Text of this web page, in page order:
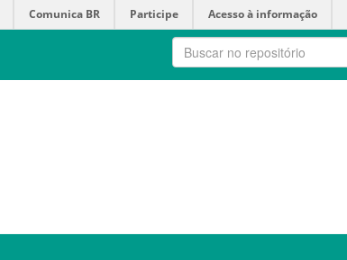
Comunica BR Participe Acesso à informação